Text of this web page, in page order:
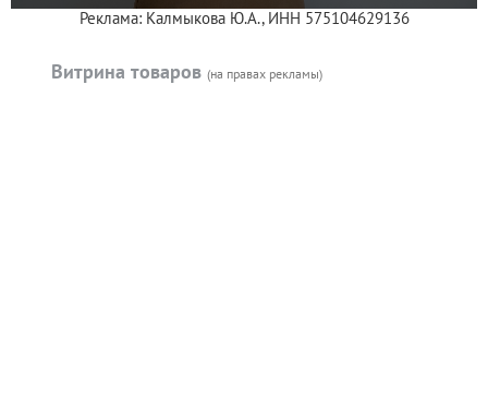
Реклама: Калмыкова Ю.А., ИНН 575104629136
Витрина товаров (на правах рекламы)